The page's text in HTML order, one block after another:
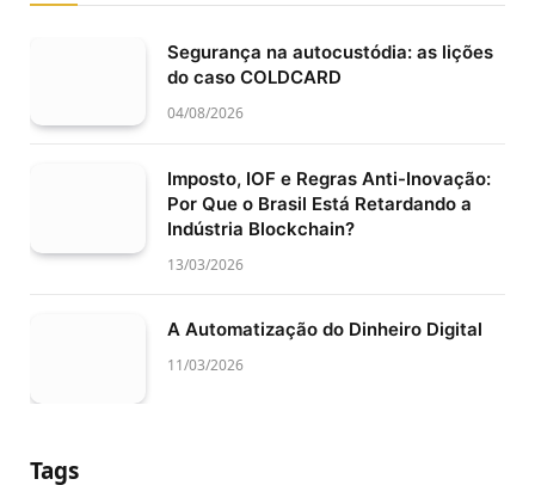
Segurança na autocustódia: as lições
do caso COLDCARD
04/08/2026
Imposto, IOF e Regras Anti-Inovação:
Por Que o Brasil Está Retardando a
Indústria Blockchain?
13/03/2026
A Automatização do Dinheiro Digital
11/03/2026
Tags